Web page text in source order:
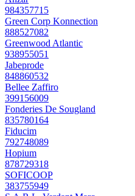
984357715
Green Corp Konnection
888527082
Greenwood Atlantic
938955051
Jabeprode
848860532
Bellee Zaffiro
399156009
Fonderies De Sougland
835780164
Fiducim
792748089
Hopium
878729318
SOFICOOP
383755949